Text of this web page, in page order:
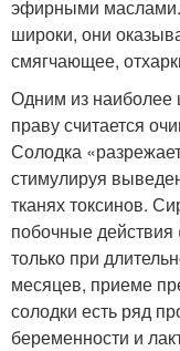
эфирными маслами.
широки, они
смягчающее,
Одним из наиболее
праву считается
Солодка
стимулируя
тканях токсинов.
побочные
только при
месяцев, приеме
солодки есть ряд
беременности и